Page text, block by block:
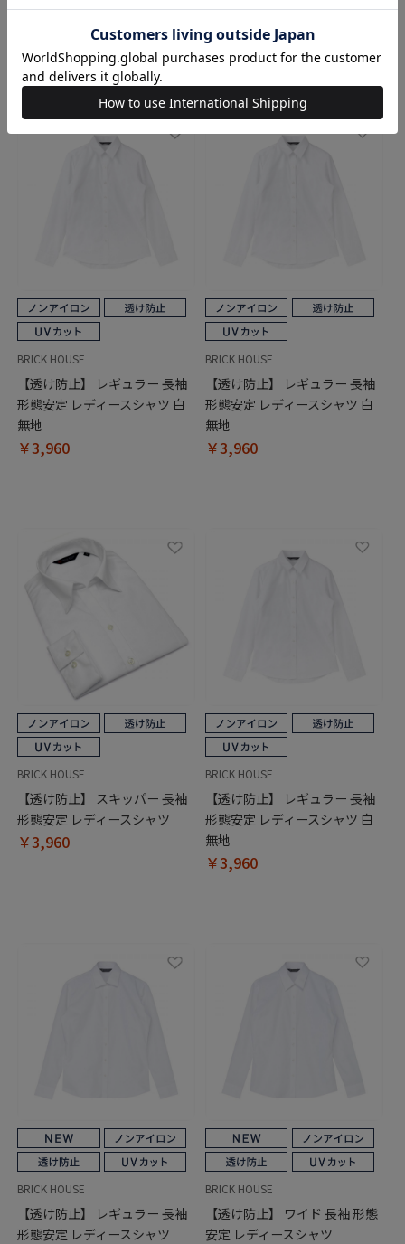
￥3,960 定 レディースシャツ
￥5,940
BRICK HOUSE
【透け防止】 レギュラー 長袖
形態安定 レディースシャツ 白
無地
￥3,960
BRICK HOUSE
【透け防止】 レギュラー 長袖
形態安定 レディースシャツ 白
無地
￥3,960
BRICK HOUSE
【透け防止】 スキッパー 長袖
形態安定 レディースシャツ
￥3,960
BRICK HOUSE
【透け防止】 レギュラー 長袖
形態安定 レディースシャツ 白
無地
￥3,960
BRICK HOUSE
【透け防止】 レギュラー 長袖
形態安定 レディースシャツ
BRICK HOUSE
【透け防止】 ワイド 長袖 形態
安定 レディースシャツ